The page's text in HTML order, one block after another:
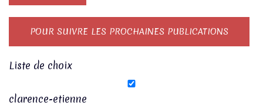
Liste de choix
clarence-etienne